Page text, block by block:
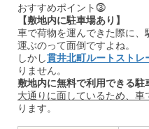
おすすめポイント⓷
【敷地内に駐車場あり】
車で荷物を運んできた際に、
運ぶのって面倒ですよね。
しかし貫井北町ルートストレ
りません。
敷地内に無料で利用できる駐
大通りに面しているため、車
ります。